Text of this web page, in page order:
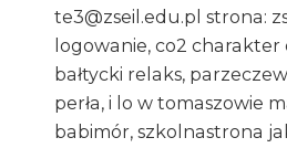
te3@zseil.edu.pl strona:
logowanie, co2 charakter
bałtycki relaks,
perła, i lo w tomaszowie
babimór, szkolnastrona